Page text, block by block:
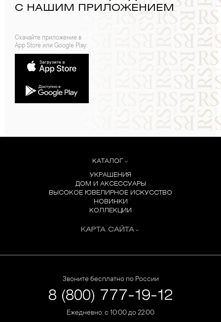
С НАШИМ ПРИЛОЖЕНИЕМ
Скачайте приложение в
App Store или Google Play:
КАТАЛОГ
УКРАШЕНИЯ
ДОМ И АКСЕССУАРЫ
ВЫСОКОЕ ЮВЕЛИРНОЕ ИСКУССТВО
НОВИНКИ
КОЛЛЕКЦИИ
КАРТА САЙТА
Звоните бесплатно по России
8 (800) 777-19-12
Ежедневно: с 10:00 до 22:00